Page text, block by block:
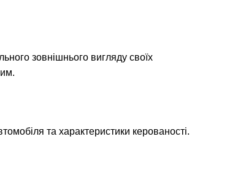
зовнішнього вигляду своїх
та характеристики керованості.